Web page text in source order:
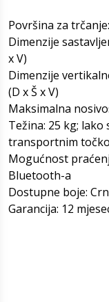
Površina za
Dimenzije
x V)
Dimenzije
(D x Š x V)
Maksimalna
Težina: 25 kg;
transportnim
Mogućnost
Bluetooth-a
Dostupne boje:
Garancija: 12